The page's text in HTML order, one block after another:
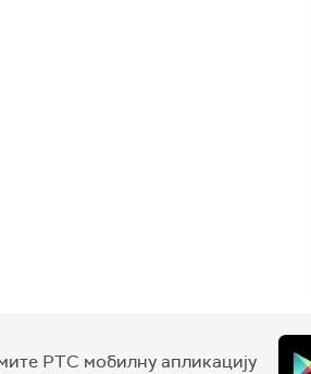
РТС мобилну апликацију